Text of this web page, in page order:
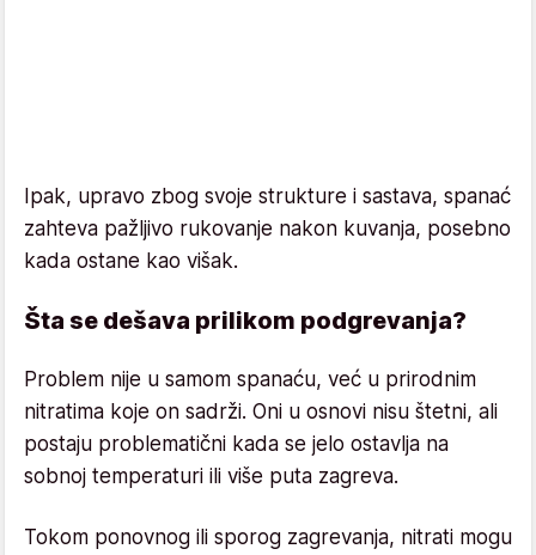
Ipak, upravo zbog svoje strukture i sastava, spanać
zahteva pažljivo rukovanje nakon kuvanja, posebno
kada ostane kao višak.
Šta se dešava prilikom podgrevanja?
Problem nije u samom spanaću, već u prirodnim
nitratima koje on sadrži. Oni u osnovi nisu štetni, ali
postaju problematični kada se jelo ostavlja na
sobnoj temperaturi ili više puta zagreva.
Tokom ponovnog ili sporog zagrevanja, nitrati mogu